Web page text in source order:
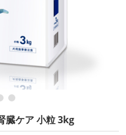
臓ケア 小粒 3kg